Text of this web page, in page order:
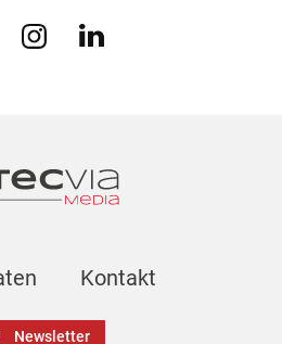
Kontakt
Newsletter